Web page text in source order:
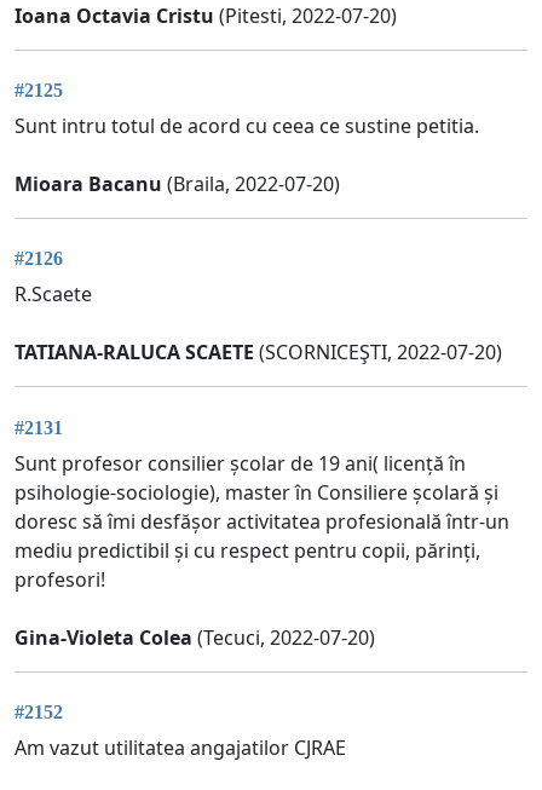
Ioana Octavia Cristu (Pitesti, 2022-07-20)
#2125
Sunt intru totul de acord cu ceea ce sustine petitia.
Mioara Bacanu (Braila, 2022-07-20)
#2126
R.Scaete
TATIANA-RALUCA SCAETE (SCORNICEŞTI, 2022-07-20)
#2131
Sunt profesor consilier școlar de 19 ani( licență în
psihologie-sociologie), master în Consiliere școlară și
doresc să îmi desfășor activitatea profesională într-un
mediu predictibil și cu respect pentru copii, părinți,
profesori!
Gina-Violeta Colea (Tecuci, 2022-07-20)
#2152
Am vazut utilitatea angajatilor CJRAE